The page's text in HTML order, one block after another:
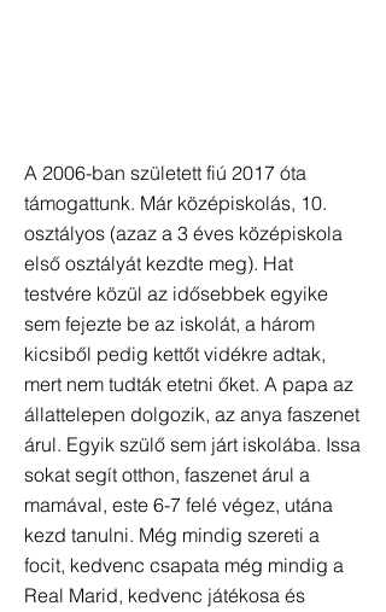
A 2006-ban született fiú 2017 óta
támogattunk. Már középiskolás, 10.
osztályos (azaz a 3 éves középiskola
első osztályát kezdte meg). Hat
testvére közül az idősebbek egyike
sem fejezte be az iskolát, a három
kicsiből pedig kettőt vidékre adtak,
mert nem tudták etetni őket. A papa az
állattelepen dolgozik, az anya faszenet
árul. Egyik szülő sem járt iskolába. Issa
sokat segít otthon, faszenet árul a
mamával, este 6-7 felé végez, utána
kezd tanulni. Még mindig szereti a
focit, kedvenc csapata még mindig a
Real Marid, kedvenc játékosa és